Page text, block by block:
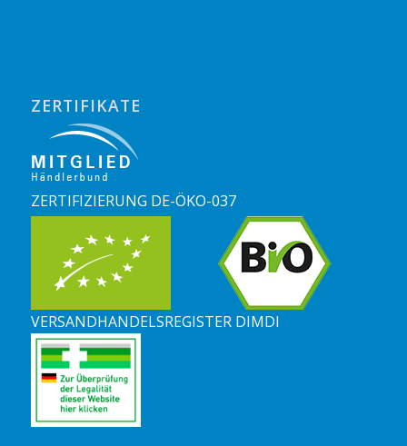
ZERTIFIKATE
ZERTIFIZIERUNG DE-ÖKO-037
VERSANDHANDELSREGISTER DIMDI